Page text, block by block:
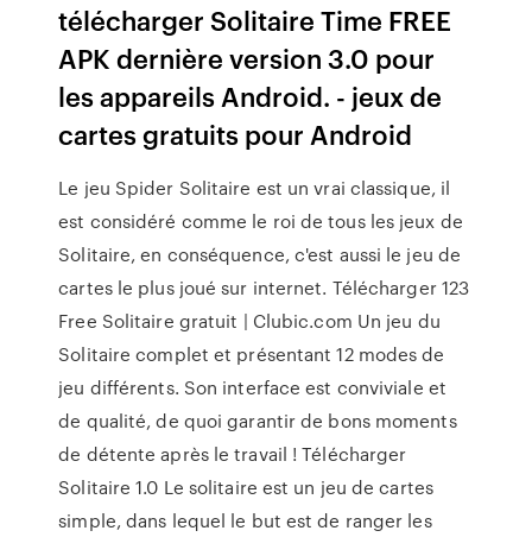
télécharger Solitaire Time FREE
APK dernière version 3.0 pour
les appareils Android. - jeux de
cartes gratuits pour Android
Le jeu Spider Solitaire est un vrai classique, il
est considéré comme le roi de tous les jeux de
Solitaire, en conséquence, c'est aussi le jeu de
cartes le plus joué sur internet. Télécharger 123
Free Solitaire gratuit | Clubic.com Un jeu du
Solitaire complet et présentant 12 modes de
jeu différents. Son interface est conviviale et
de qualité, de quoi garantir de bons moments
de détente après le travail ! Télécharger
Solitaire 1.0 Le solitaire est un jeu de cartes
simple, dans lequel le but est de ranger les